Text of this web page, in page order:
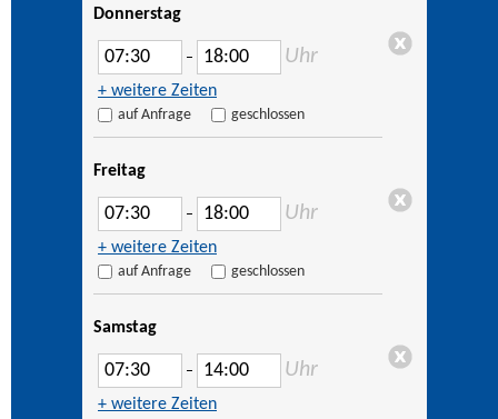
Donnerstag
– Uhr
+ weitere Zeiten
auf Anfrage geschlossen
Freitag
– Uhr
+ weitere Zeiten
auf Anfrage geschlossen
Samstag
– Uhr
+ weitere Zeiten